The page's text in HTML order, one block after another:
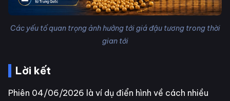
Các yếu tố quan trọng ảnh hưởng tới giá đậu tương trong thời
gian tới
Lời kết
Phiên 04/06/2026 là ví dụ điển hình về cách nhiều